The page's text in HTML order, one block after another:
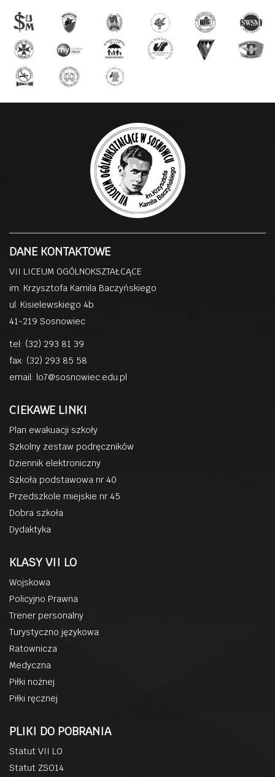
DANE KONTAKTOWE
VII LICEUM OGÓLNOKSZTAŁCĄCE
im. Krzysztofa Kamila Baczyńskiego
ul. Kisielewskiego 4b
41-219 Sosnowiec
tel: (32) 293 81 39
fax: (32) 293 85 58
email: lo7@sosnowiec.edu.pl
CIEKAWE LINKI
Plan ewakuacji szkoły
Szkolny zestaw podręczników
Dziennik elektroniczny
Szkoła podstawowa nr 40
Przedszkole miejskie nr 45
Dobra szkoła
Dydaktyka
KLASY VII LO
Wojskowa
Policyjno Prawna
Trener personalny
Turystyczno językowa
Ratownicza
Medyczna
Piłki nożnej
Piłki ręcznej
PLIKI DO POBRANIA
Statut VII LO
Statut ZSO14